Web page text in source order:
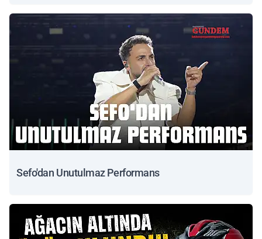
Sefo'dan Unutulmaz Performans